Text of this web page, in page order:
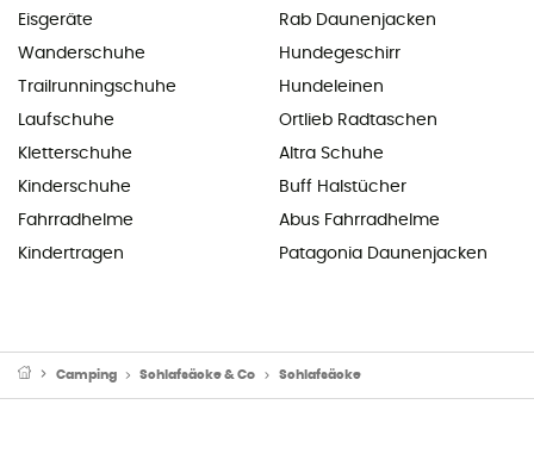
Eisgeräte
Wanderschuhe
Trailrunningschuhe
Laufschuhe
Kletterschuhe
Kinderschuhe
Fahrradhelme
Kindertragen
Rab Daunenjacken
Hundegeschirr
Hundeleinen
Ortlieb Radtaschen
Altra Schuhe
Buff Halstücher
Abus Fahrradhelme
Patagonia Daunenjacken
Camping Schlafsäcke & Co Schlafsäcke